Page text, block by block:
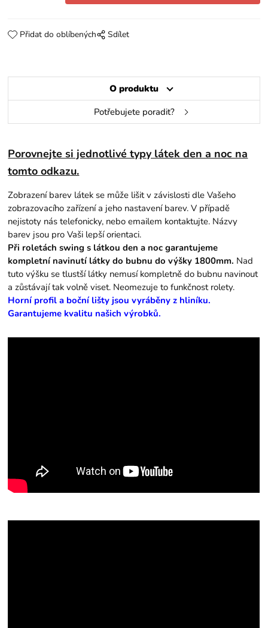
Přidat do oblíbených Sdílet
O produktu
Potřebujete poradit?
Porovnejte si jednotlivé typy látek den a noc na
tomto odkazu.
Zobrazení barev látek se může lišit v závislosti dle Vašeho
zobrazovacího zařízení a jeho nastavení barev. V případě
nejistoty nás telefonicky, nebo emailem kontaktujte. Názvy
barev jsou pro Vaši lepší orientaci.
Při roletách swing s látkou den a noc garantujeme
kompletní navinutí látky do bubnu do výšky 1800mm. Nad
tuto výšku se tlustší látky nemusí kompletně do bubnu navinout
a zůstávají tak volně viset. Neomezuje to funkčnost rolety.
Horní profil a boční lišty jsou vyráběny z hliníku.
Garantujeme kvalitu našich výrobků.